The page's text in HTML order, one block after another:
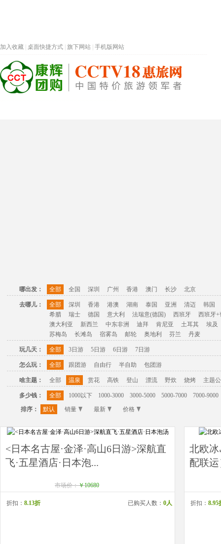
加入收藏 桌面快捷方式 旗下网站 手机版网站
哪出发： 全部 全国 深圳 广州 香港 澳门 长沙 北京
去哪儿： 全部 深圳 香港 港澳 湖南 泰国 亚洲 清迈
韩国
希腊
瑞士 德国 意大利 法瑞意(德国) 西班牙
西班牙+
澳大利亚
新西兰 中东非洲 迪拜 肯尼亚 土耳其
埃及
苏梅岛
长滩岛 宿雾岛 邮轮 奥地利 芬兰 丹麦
玩几天： 全部 3日游 5日游 6日游 7日游
怎么玩： 全部 跟团游 自由行 半自助 包团游
啥主题： 全部 温泉 赏花 高铁 登山 漂流 野炊 烧烤 主题
多少钱： 全部 1000以下 1000-3000 3000-5000 5000-7000
7000-9000
排序：
默认 销量 最新 价格
<日本名古屋·金泽·高山6日游>深航直
飞·五星酒店·日本泡...
市场价：￥10680
折扣： 8.13折 已购买人数： 0人
北欧
配联
折扣： 8.95